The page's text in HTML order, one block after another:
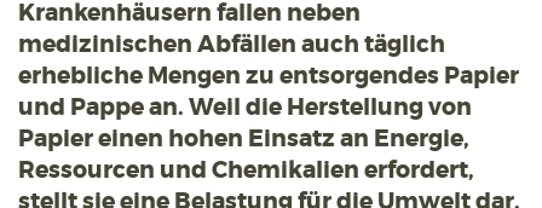
Krankenhäusern fallen neben
medizinischen Abfällen auch täglich
erhebliche Mengen zu entsorgendes Papier
und Pappe an. Weil die Herstellung von
Papier einen hohen Einsatz an Energie,
Ressourcen und Chemikalien erfordert,
stellt sie eine Belastung für die Umwelt dar.